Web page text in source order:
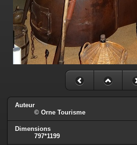
Auteur
© Orne Tourisme
Dimensions
797*1199